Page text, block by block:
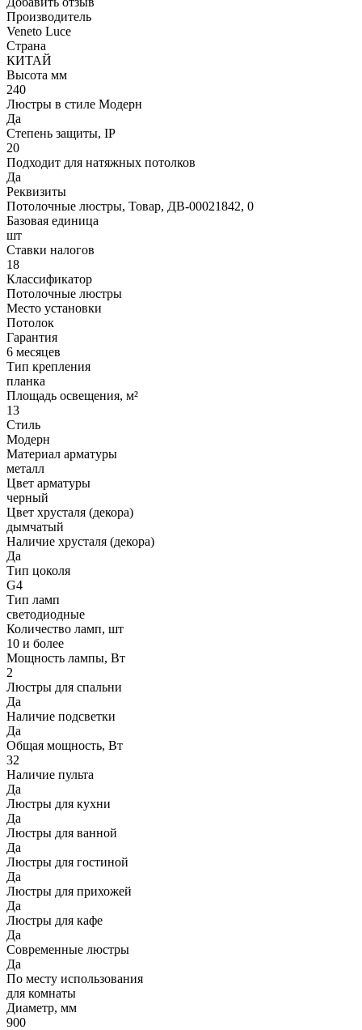
Производитель
Veneto Luce
Страна
КИТАЙ
Высота мм
240
Люстры в стиле Модерн
Да
Степень защиты, IP
20
Подходит для натяжных потолков
Да
Реквизиты
Потолочные люстры, Товар, ДВ-00021842, 0
Базовая единица
шт
Ставки налогов
18
Классификатор
Потолочные люстры
Место установки
Потолок
Гарантия
6 месяцев
Тип крепления
планка
Площадь освещения, м²
13
Стиль
Модерн
Материал арматуры
металл
Цвет арматуры
черный
Цвет хрусталя (декора)
дымчатый
Наличие хрусталя (декора)
Да
Тип цоколя
G4
Тип ламп
светодиодные
Количество ламп, шт
10 и более
Мощность лампы, Вт
2
Люстры для спальни
Да
Наличие подсветки
Да
Общая мощность, Вт
32
Наличие пульта
Да
Люстры для кухни
Да
Люстры для ванной
Да
Люстры для гостиной
Да
Люстры для прихожей
Да
Люстры для кафе
Да
Современные люстры
Да
По месту использования
для комнаты
Диаметр, мм
900